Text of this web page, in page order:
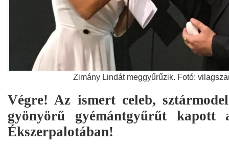
Zimány Lindát meggyűrűzik. Fotó:
Végre! Az ismert celeb,
gyönyörű gyémántgyűrűt kapott
Ékszerpalotában!